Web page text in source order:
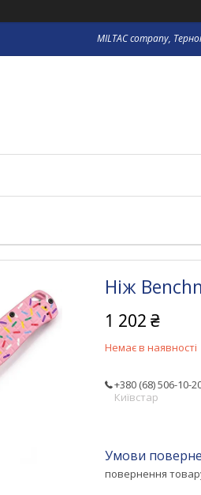
MILTAC company,
Ніж
1 202 ₴
Немає в наявності
+380 (68) 506-10-
Київстар
повернення